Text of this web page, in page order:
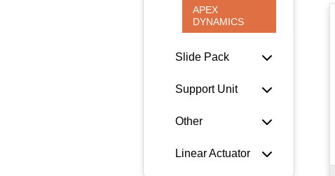
APEX
DYNAMICS
Slide Pack
Support Unit
Other
Linear Actuator